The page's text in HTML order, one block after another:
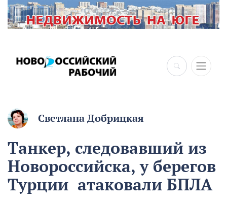
×
Светлана Добрицкая
Танкер, следовавший из
Новороссийска, у берегов
Турции атаковали БПЛА